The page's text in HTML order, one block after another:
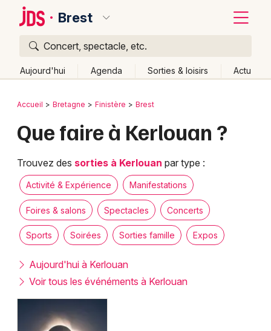
Brest
Concert, spectacle, etc.
Aujourd'hui Agenda Sorties & loisirs Actu
Publier un événement
Grands événements
Activité & Expérience
Manifestations
Foires & salons
Spectacles
Concerts
Bordeaux
Lille
Lyon
Marseille
Montpellier
Nantes
Retour
Accueil Bretagne Finistère Brest
Que faire à Kerlouan ?
Trouvez des sorties à Kerlouan par type :
Activité & Expérience Manifestations
Foires & salons Spectacles Concerts
Sports Soirées Sorties famille Expos
Aujourd'hui à Kerlouan
Voir tous les événéments à Kerlouan
Quoi ?
Où ?
Près de moi
Changer de lieu
Quand ?
Effacer les dates
Aujourd'hui
Demain Ce week-end Autre